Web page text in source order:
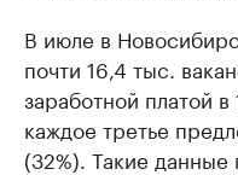
В июле в
почти 16,4 тыс.
заработной платой
каждое третье
(32%). Такие данные